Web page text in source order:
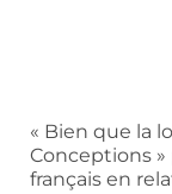
« Bien que la
Conceptions
français en